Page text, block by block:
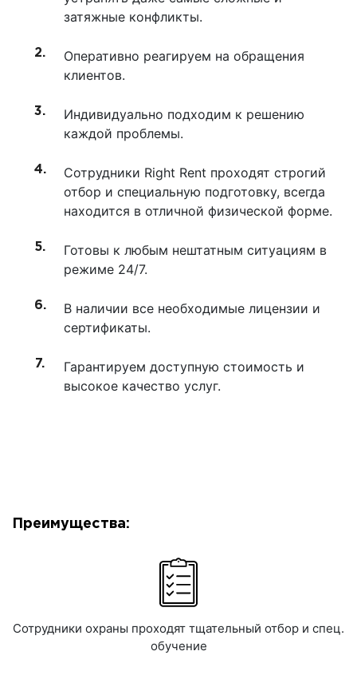
затяжные конфликты.
Оперативно реагируем на обращения
клиентов.
Индивидуально подходим к решению
каждой проблемы.
Сотрудники Right Rent проходят строгий
отбор и специальную подготовку, всегда
находится в отличной физической форме.
Готовы к любым нештатным ситуациям в
режиме 24/7.
В наличии все необходимые лицензии и
сертификаты.
Гарантируем доступную стоимость и
высокое качество услуг.
Преимущества:
Сотрудники охраны проходят тщательный отбор и спец.
обучение